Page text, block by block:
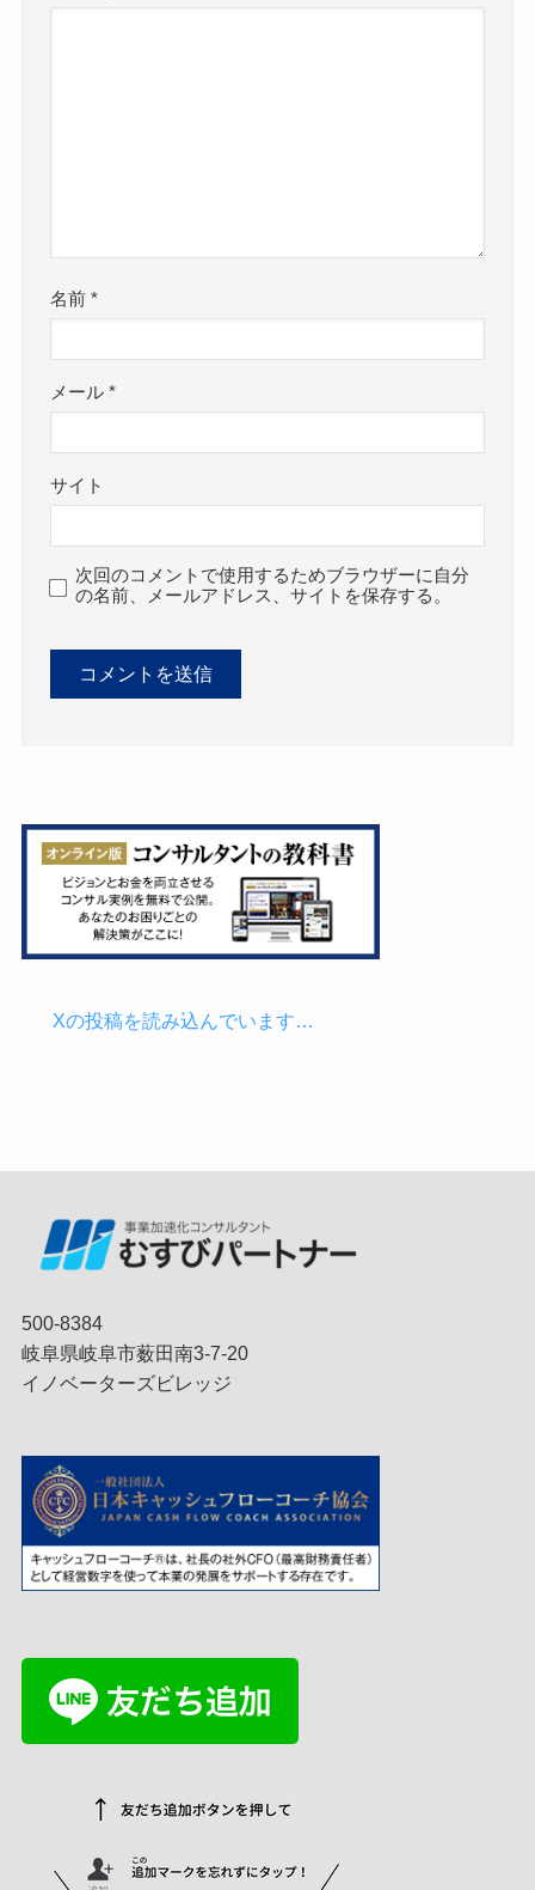
名前*
メール*
サイト
次回のコメントで使用するためブラウザーに自分
の名前、メールアドレス、サイトを保存する。
Xの投稿を読み込んでいます…
500-8384
岐阜県岐阜市薮田南3-7-20
イノベーターズビレッジ